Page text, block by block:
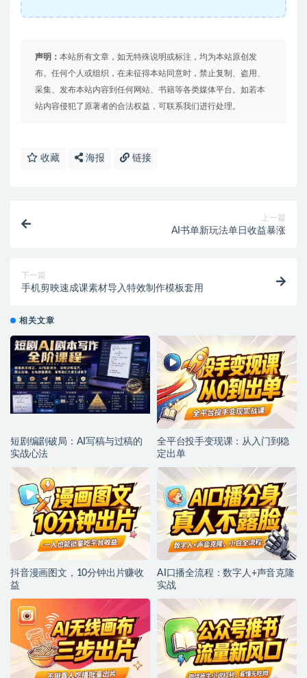
声明： 本站所有文章，如无特殊说明或标注，均为本站原创发
布。任何个人或组织，在未征得本站同意时，禁止复制、盗用、
采集、发布本站内容到任何网站、书籍等各类媒体平台。如若本
站内容侵犯了原著者的合法权益，可联系我们进行处理。
收藏 海报 链接
上一篇
AI书单新玩法单日收益暴涨
下一篇
手机剪映速成课素材导入特效制作模板套用
相关文章
短剧编剧破局：AI写稿与过稿的
实战心法
全平台投手变现课：从入门到稳
定出单
抖音漫画图文，10分钟出片赚收
益
AI口播全流程：数字人+声音克隆
实战